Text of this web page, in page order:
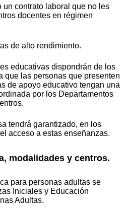
contrato laboral que no les
docentes en régimen
de alto rendimiento.
educativas dispondrán de los
que las personas que presenten
de apoyo educativo tengan una
por los Departamentos
tendrá garantizado, en los
acceso a estas enseñanzas.
modalidades y centros.
para personas adultas se
Iniciales y Educación
Adultas.